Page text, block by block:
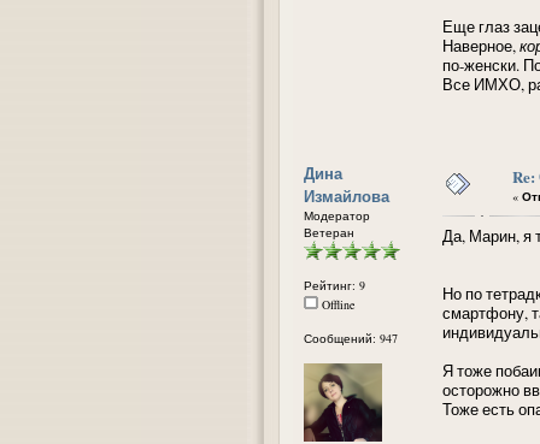
Еще глаз
Наверное,
по-женски.
Все ИМХО,
Дина
Измайлова
Модератор
Ветеран
Рейтинг: 9
Offline
Сообщений: 947
«
Да, Марин, я
Но по
смартфону,
Я тоже
осторожно
Тоже есть